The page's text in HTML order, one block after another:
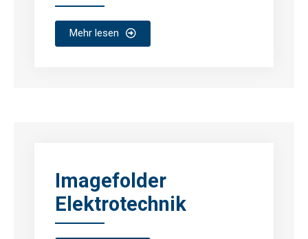
Mehr lesen
Imagefolder
Elektrotechnik